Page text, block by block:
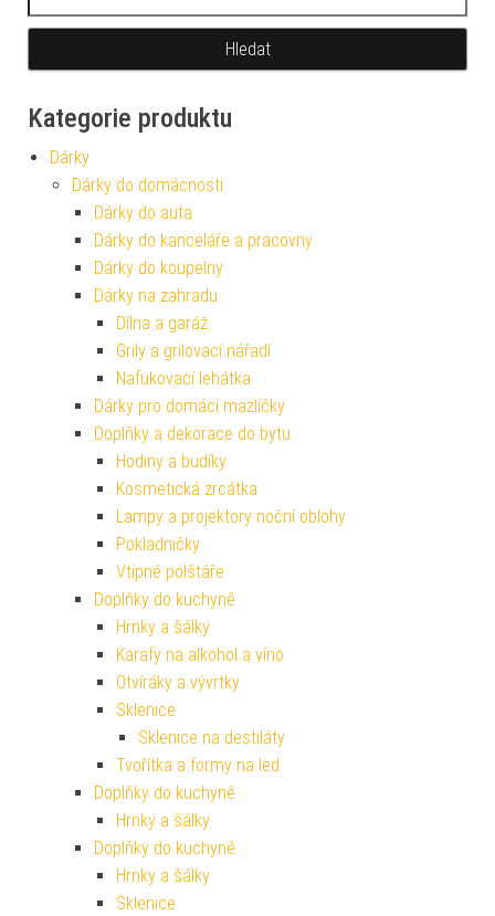
Kategorie produktu
Dárky
Dárky do domácnosti
Dárky do auta
Dárky do kanceláře a pracovny
Dárky do koupelny
Dárky na zahradu
Dílna a garáž
Grily a grilovací nářadí
Nafukovací lehátka
Dárky pro domácí mazlíčky
Doplňky a dekorace do bytu
Hodiny a budíky
Kosmetická zrcátka
Lampy a projektory noční oblohy
Pokladničky
Vtipné polštáře
Doplňky do kuchyně
Hrnky a šálky
Karafy na alkohol a víno
Otvíráky a vývrtky
Sklenice
Sklenice na destiláty
Tvořítka a formy na led
Doplňky do kuchyně
Hrnky a šálky
Doplňky do kuchyně
Hrnky a šálky
Sklenice